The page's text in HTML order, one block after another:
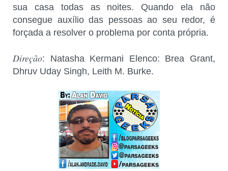
sua casa todas as noites. Quando ela não
consegue auxílio das pessoas ao seu redor, é
forçada a resolver o problema por conta própria.
Direção: Natasha Kermani Elenco: Brea Grant,
Dhruv Uday Singh, Leith M. Burke.